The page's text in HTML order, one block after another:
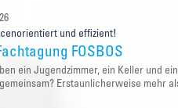
und effizient!
FOSBOS
ein Jugendzimmer, ein Keller und
Erstaunlicherweise mehr